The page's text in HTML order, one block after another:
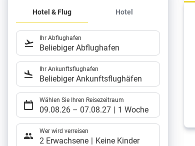
Hotel & Flug Hotel
Ihr Abflughafen
Beliebiger Abflughafen
Ihr Ankunftsflughafen
Beliebiger Ankunftsflughäfen
Wählen Sie Ihren Reisezeitraum
09.08.26 – 07.08.27 1 Woche
Wer wird verreisen
2 Erwachsene Keine Kinder